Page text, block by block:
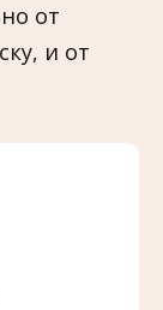
от
и от